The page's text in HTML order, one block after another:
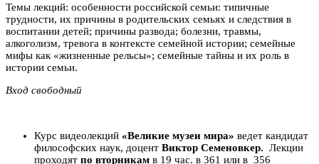
Темы лекций: особенности российской семьи: типичные
трудности, их причины в родительских семьях и следствия в
воспитании детей; причины развода; болезни, травмы,
алкоголизм, тревога в контексте семейной истории; семейные
мифы как «жизненные рельсы»; семейные тайны и их роль в
истории семьи.
Вход свободный
Курс видеолекций «Великие музеи мира» ведет кандидат
философских наук, доцент Виктор Семеновкер. Лекции
проходят по вторникам в 19 час. в 361 или в 356